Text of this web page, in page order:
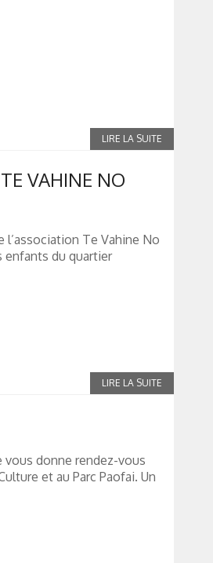
VAHINE NO
l’association Te Vahine No
enfants du quartier
vous donne rendez-vous
et au Parc Paofai. Un